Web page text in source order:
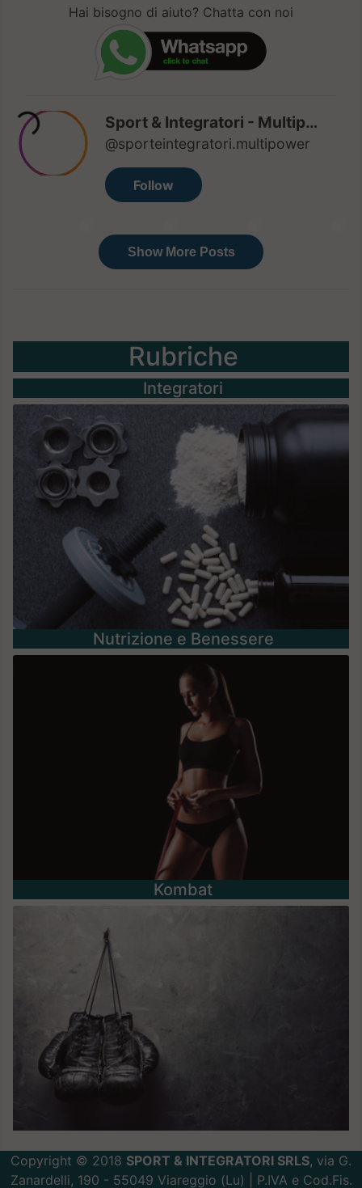
Hai bisogno di aiuto? Chatta con noi
Rubriche
Integratori
Nutrizione e Benessere
Kombat
Copyright © 2018 SPORT & INTEGRATORI SRLS, via G.
Zanardelli, 190 - 55049 Viareggio (Lu) | P.IVA e Cod.Fis.